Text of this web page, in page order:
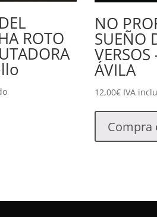
ROTO
NO
SUEÑO
ÁVILA
12,00€ IVA
Compra